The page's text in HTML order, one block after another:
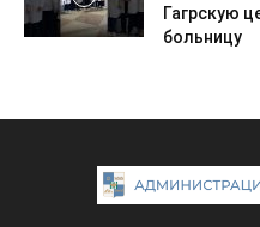
Гагрскую
больницу